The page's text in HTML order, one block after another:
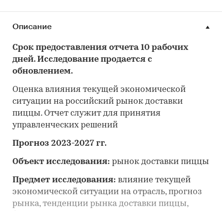
Описание
Срок предоставления отчета 10 рабочих
дней. Исследование продается с
обновлением.
Оценка влияния текущей экономической
ситуации на российский рынок доставки
пиццы. Отчет служит для принятия
управленческих решений
Прогноз 2023-2027 гг.
Объект исследования: рынок доставки пиццы
Предмет исследования: влияние текущей
экономической ситуации на отрасль, прогноз
рынка, тенденции рынка доставки пиццы,